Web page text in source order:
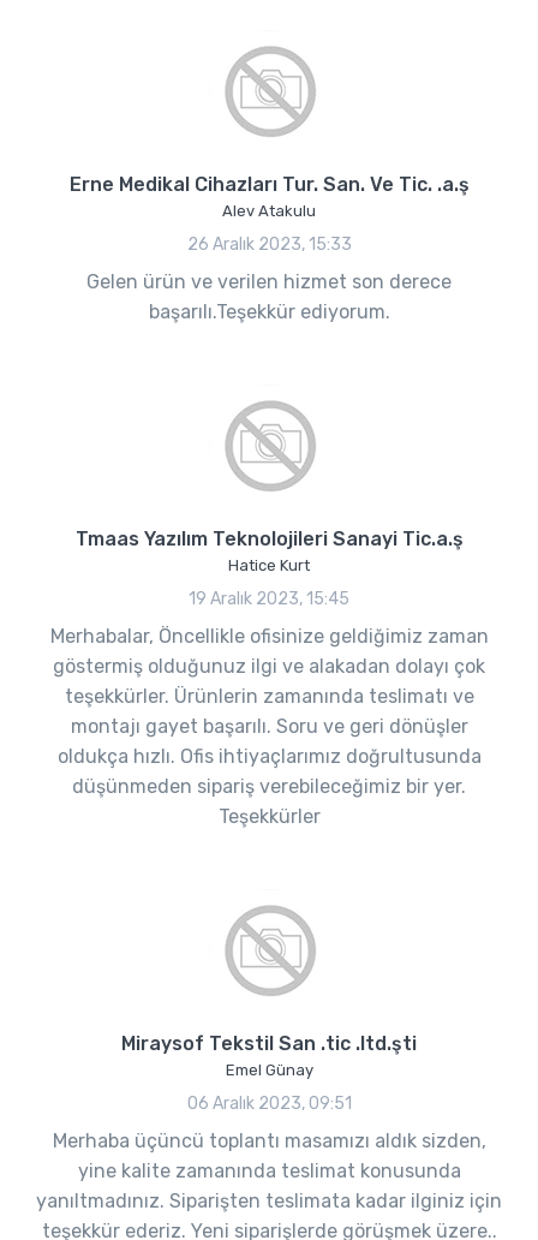
Erne Medikal Cihazları Tur. San. Ve Tic. .a.ş
Alev Atakulu
26 Aralık 2023, 15:33
Gelen ürün ve verilen hizmet son derece
başarılı.Teşekkür ediyorum.
Tmaas Yazılım Teknolojileri Sanayi Tic.a.ş
Hatice Kurt
19 Aralık 2023, 15:45
Merhabalar, Öncellikle ofisinize geldiğimiz zaman
göstermiş olduğunuz ilgi ve alakadan dolayı çok
teşekkürler. Ürünlerin zamanında teslimatı ve
montajı gayet başarılı. Soru ve geri dönüşler
oldukça hızlı. Ofis ihtiyaçlarımız doğrultusunda
düşünmeden sipariş verebileceğimiz bir yer.
Teşekkürler
Miraysof Tekstil San .tic .ltd.şti
Emel Günay
06 Aralık 2023, 09:51
Merhaba üçüncü toplantı masamızı aldık sizden,
yine kalite zamanında teslimat konusunda
yanıltmadınız. Siparişten teslimata kadar ilginiz için
teşekkür ederiz. Yeni siparişlerde görüşmek üzere..